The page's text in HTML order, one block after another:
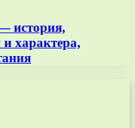
история,
и характера,